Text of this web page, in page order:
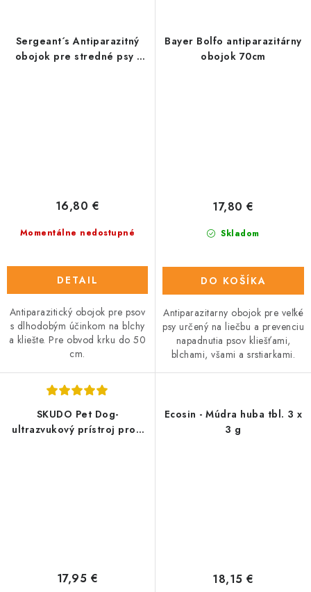
Sergeant´s Antiparazitný
obojok pre stredné psy -
Momentálne nedostupné
16,80 €
DETAIL
Antiparazitický obojok pre psov
s dlhodobým účinkom na blchy
a kliešte. Pre obvod krku do 50
cm.
Bayer Bolfo antiparazitárny
obojok 70cm
Skladom
17,80 €
DO KOŠÍKA
Antiparazitarny obojok pre veľké
psy určený na liečbu a prevenciu
napadnutia psov kliešťami,
blchami, všami a srstiarkami.
SKUDO Pet Dog-
ultrazvukový prístroj proti
17,95 €
Ecosin - Múdra huba tbl. 3 x
3 g
18,15 €